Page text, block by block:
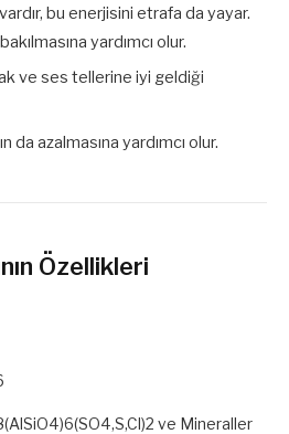
bu enerjisini etrafa da yayar.
yardımcı olur.
ve ses tellerine iyi geldiği
da azalmasına yardımcı olur.
Özellikleri
ve Mineraller